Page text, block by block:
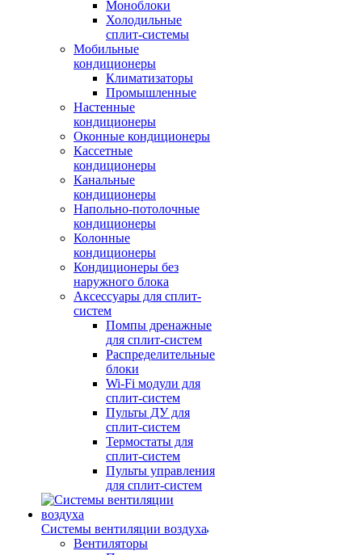
Моноблоки
Холодильные
сплит-системы
Мобильные
кондиционеры
Климатизаторы
Промышленные
Настенные
кондиционеры
Оконные кондиционеры
Кассетные
кондиционеры
Канальные
кондиционеры
Напольно-потолочные
кондиционеры
Колонные
кондиционеры
Кондиционеры без
наружного блока
Аксессуары для сплит-
систем
Помпы дренажные
для сплит-систем
Распределительные
блоки
Wi-Fi модули для
сплит-систем
Пульты ДУ для
сплит-систем
Термостаты для
сплит-систем
Пульты управления
для сплит-систем
Системы вентиляции воздуха
Вентиляторы